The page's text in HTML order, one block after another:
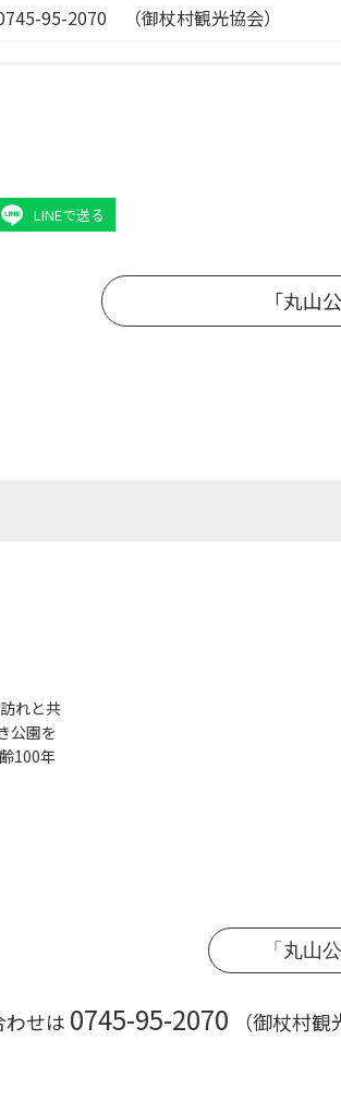
95-2070 （御杖村観光協会）
LINEで送る
「丸山
れと共
公園を
100年
「丸山
わせは 0745-95-2070 （御杖村